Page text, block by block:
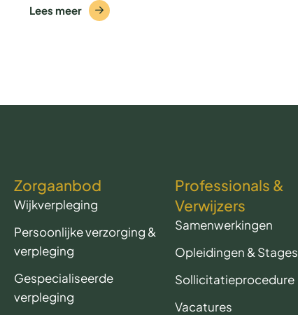
Lees meer
Zorgaanbod
Wijkverpleging
Persoonlijke verzorging &
verpleging
Gespecialiseerde
verpleging
Professionals &
Verwijzers
Samenwerkingen
Opleidingen & Stages
Sollicitatieprocedure
Vacatures